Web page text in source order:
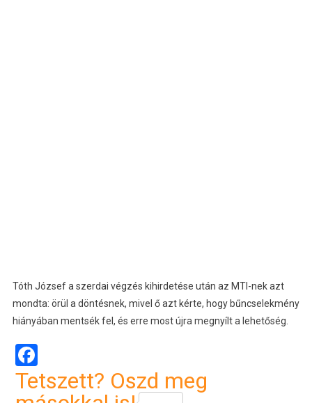
Tóth József a szerdai végzés kihirdetése után az MTI-nek azt
mondta: örül a döntésnek, mivel ő azt kérte, hogy bűncselekmény
hiányában mentsék fel, és erre most újra megnyílt a lehetőség.
Facebook
Tetszett? Oszd meg